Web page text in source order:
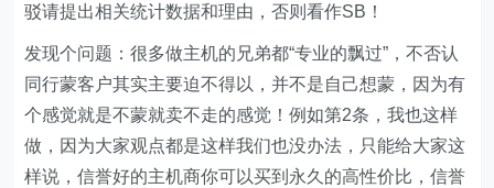
驳请提出相关统计数据和理由，否则看作SB！
发现个问题：很多做主机的兄弟都“专业的飘过”，不否认
同行蒙客户其实主要迫不得以，并不是自己想蒙，因为有
个感觉就是不蒙就卖不走的感觉！例如第2条，我也这样
做，因为大家观点都是这样我们也没办法，只能给大家这
样说，信誉好的主机商你可以买到永久的高性价比，信誉